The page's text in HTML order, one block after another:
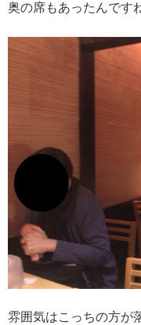
奥の席もあったんです
雰囲気はこっちの方が